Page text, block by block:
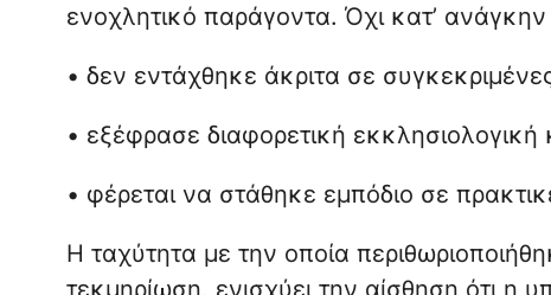
ενοχλητικό παράγοντα. Όχι κατ’
• δεν εντάχθηκε άκριτα σε
• εξέφρασε διαφορετική εκκλησιολογική
• φέρεται να στάθηκε εμπόδιο σε
Η ταχύτητα με την οποία
τεκμηρίωση, ενισχύει την αίσθηση ότι η